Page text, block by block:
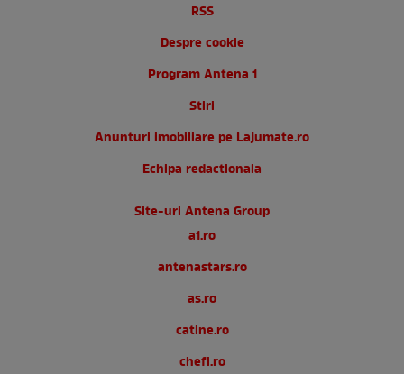
RSS
Despre cookie
Program Antena 1
Stiri
Anunturi imobiliare pe Lajumate.ro
Echipa redactionala
Site-uri Antena Group
a1.ro
antenastars.ro
as.ro
catine.ro
chefi.ro